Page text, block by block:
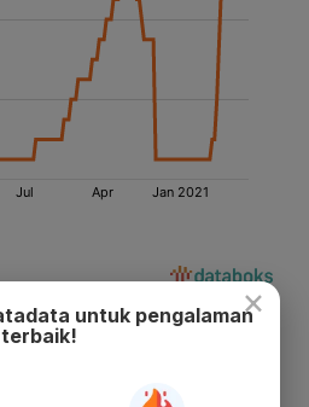
×
untuk pengalaman
terbaik!